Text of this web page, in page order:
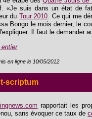
«Je suis dans un état de
du Tour 2010. Ce qui me
Bongo le mois dernier, le
Il faut le demander
en ligne le 10/05/2012
scriptum
rapportait les
sans évoquer ce taux de